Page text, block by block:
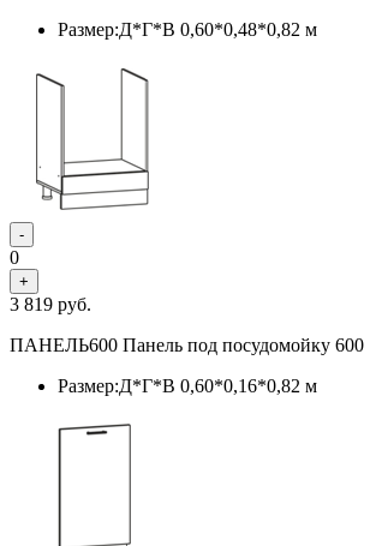
Размер:Д*Г*В 0,60*0,48*0,82 м
-
0
+
3 819 руб.
ПАНЕЛЬ600 Панель под посудомойку 600
Размер:Д*Г*В 0,60*0,16*0,82 м